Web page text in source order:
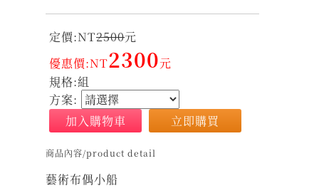
定價:NT2500元
優惠價:NT2300元
規格:組
方案:
加入購物車
立即購買
商品內容/product detail
藝術布偶小船